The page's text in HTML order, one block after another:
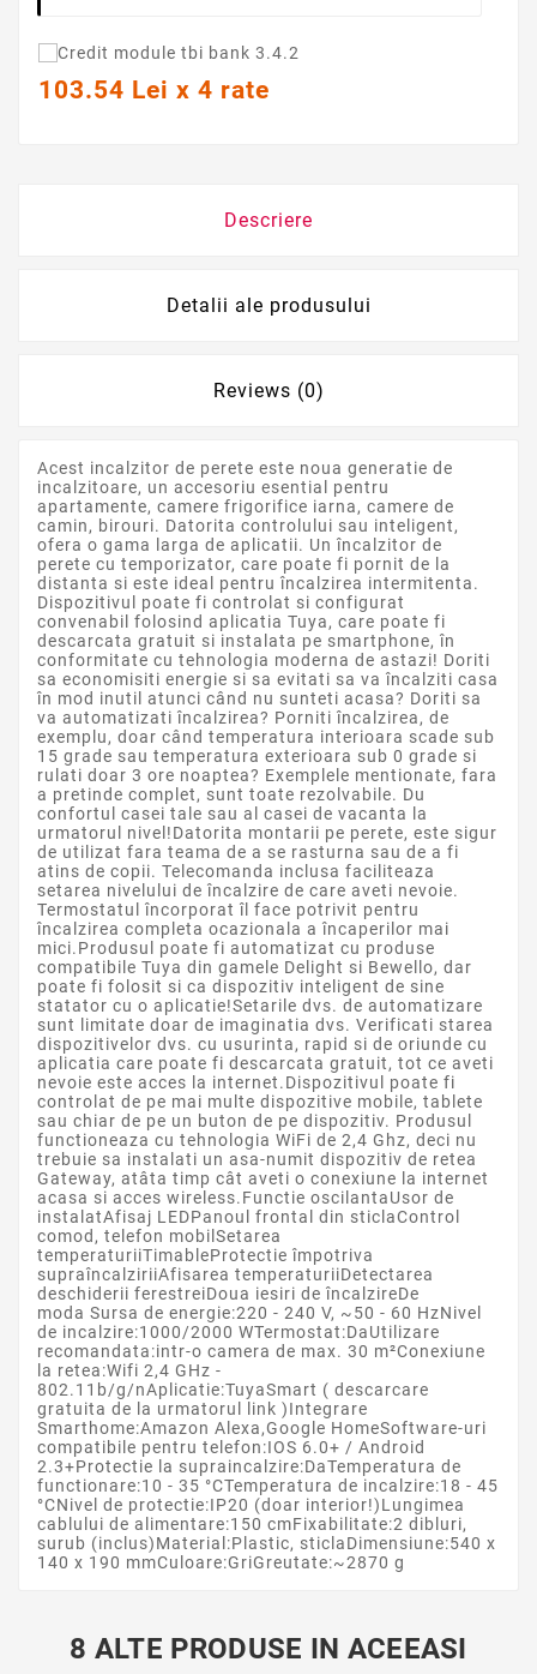
103.54 Lei x 4 rate
Descriere
Detalii ale produsului
Reviews (0)
Acest incalzitor de perete este noua generatie de
incalzitoare, un accesoriu esential pentru
apartamente, camere frigorifice iarna, camere de
camin, birouri. Datorita controlului sau inteligent,
ofera o gama larga de aplicatii. Un încalzitor de
perete cu temporizator, care poate fi pornit de la
distanta si este ideal pentru încalzirea intermitenta.
Dispozitivul poate fi controlat si configurat
convenabil folosind aplicatia Tuya, care poate fi
descarcata gratuit si instalata pe smartphone, în
conformitate cu tehnologia moderna de astazi! Doriti
sa economisiti energie si sa evitati sa va încalziti casa
în mod inutil atunci când nu sunteti acasa? Doriti sa
va automatizati încalzirea? Porniti încalzirea, de
exemplu, doar când temperatura interioara scade sub
15 grade sau temperatura exterioara sub 0 grade si
rulati doar 3 ore noaptea? Exemplele mentionate, fara
a pretinde complet, sunt toate rezolvabile. Du
confortul casei tale sau al casei de vacanta la
urmatorul nivel!Datorita montarii pe perete, este sigur
de utilizat fara teama de a se rasturna sau de a fi
atins de copii. Telecomanda inclusa faciliteaza
setarea nivelului de încalzire de care aveti nevoie.
Termostatul încorporat îl face potrivit pentru
încalzirea completa ocazionala a încaperilor mai
mici.Produsul poate fi automatizat cu produse
compatibile Tuya din gamele Delight si Bewello, dar
poate fi folosit si ca dispozitiv inteligent de sine
statator cu o aplicatie!Setarile dvs. de automatizare
sunt limitate doar de imaginatia dvs. Verificati starea
dispozitivelor dvs. cu usurinta, rapid si de oriunde cu
aplicatia care poate fi descarcata gratuit, tot ce aveti
nevoie este acces la internet.Dispozitivul poate fi
controlat de pe mai multe dispozitive mobile, tablete
sau chiar de pe un buton de pe dispozitiv. Produsul
functioneaza cu tehnologia WiFi de 2,4 Ghz, deci nu
trebuie sa instalati un asa-numit dispozitiv de retea
Gateway, atâta timp cât aveti o conexiune la internet
acasa si acces wireless.Functie oscilantaUsor de
instalatAfisaj LEDPanoul frontal din sticlaControl
comod, telefon mobilSetarea
temperaturiiTimableProtectie împotriva
supraîncalziriiAfisarea temperaturiiDetectarea
deschiderii ferestreiDoua iesiri de încalzireDe
moda Sursa de energie:220 - 240 V, ~50 - 60 HzNivel
de incalzire:1000/2000 WTermostat:DaUtilizare
recomandata:intr-o camera de max. 30 m²Conexiune
la retea:Wifi 2,4 GHz -
802.11b/g/nAplicatie:TuyaSmart ( descarcare
gratuita de la urmatorul link )Integrare
Smarthome:Amazon Alexa,Google HomeSoftware-uri
compatibile pentru telefon:IOS 6.0+ / Android
2.3+Protectie la supraincalzire:DaTemperatura de
functionare:10 - 35 °CTemperatura de incalzire:18 - 45
°CNivel de protectie:IP20 (doar interior!)Lungimea
cablului de alimentare:150 cmFixabilitate:2 dibluri,
surub (inclus)Material:Plastic, sticlaDimensiune:540 x
140 x 190 mmCuloare:GriGreutate:~2870 g
8 ALTE PRODUSE IN ACEEASI